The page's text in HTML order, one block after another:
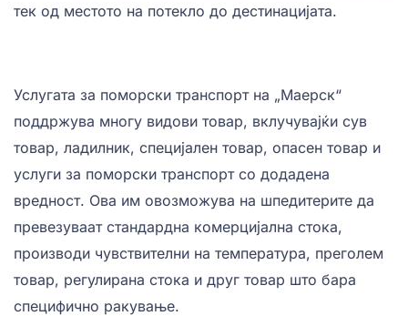
тек од местото на потекло до дестинацијата.
Услугата за поморски транспорт на „Маерск“
поддржува многу видови товар, вклучувајќи сув
товар, ладилник, специјален товар, опасен товар и
услуги за поморски транспорт со додадена
вредност. Ова им овозможува на шпедитерите да
превезуваат стандардна комерцијална стока,
производи чувствителни на температура, преголем
товар, регулирана стока и друг товар што бара
специфично ракување.